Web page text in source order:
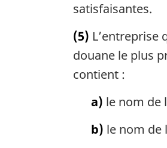
satisfaisantes.
(5) L’entreprise
douane le plus
contient :
a) le nom de
b) le nom de